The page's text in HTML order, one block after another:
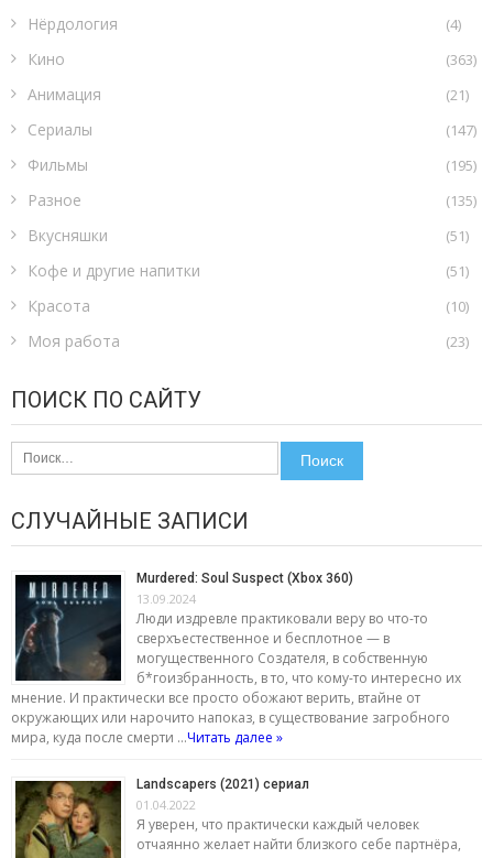
Нёрдология (4)
Кино (363)
Анимация (21)
Сериалы (147)
Фильмы (195)
Разное (135)
Вкусняшки (51)
Кофе и другие напитки (51)
Красота (10)
Моя работа (23)
ПОИСК ПО САЙТУ
Найти:
СЛУЧАЙНЫЕ ЗАПИСИ
Murdered: Soul Suspect (Xbox 360)
13.09.2024
Люди издревле практиковали веру во что-то
сверхъестественное и бесплотное — в
могущественного Создателя, в собственную
б*гоизбранность, в то, что кому-то интересно их
мнение. И практически все просто обожают верить, втайне от
окружающих или нарочито напоказ, в существование загробного
мира, куда после смерти …Читать далее »
Landscapers (2021) сериал
01.04.2022
Я уверен, что практически каждый человек
отчаянно желает найти близкого себе партнёра,